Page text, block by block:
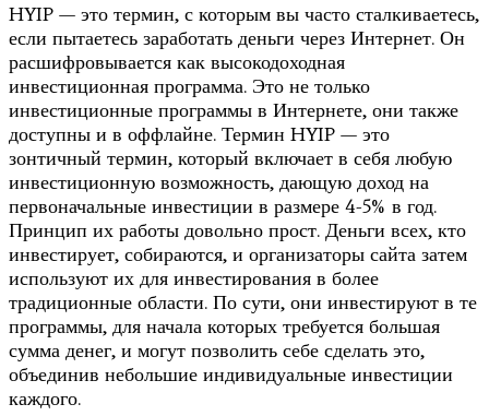
HYIP — это термин, с которым вы часто сталкиваетесь,
если пытаетесь заработать деньги через Интернет. Он
расшифровывается как высокодоходная
инвестиционная программа. Это не только
инвестиционные программы в Интернете, они также
доступны и в оффлайне. Термин HYIP — это
зонтичный термин, который включает в себя любую
инвестиционную возможность, дающую доход на
первоначальные инвестиции в размере 4-5% в год.
Принцип их работы довольно прост. Деньги всех, кто
инвестирует, собираются, и организаторы сайта затем
используют их для инвестирования в более
традиционные области. По сути, они инвестируют в те
программы, для начала которых требуется большая
сумма денег, и могут позволить себе сделать это,
объединив небольшие индивидуальные инвестиции
каждого.